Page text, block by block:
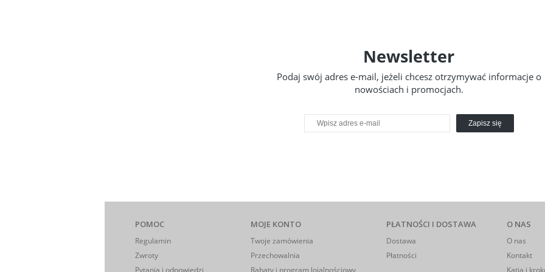
Newsletter
Podaj swój adres e-mail, jeżeli chcesz otrzymywać informacje o
nowościach i promocjach.
Zapisz się
POMOC
Regulamin
Zwroty
Pytania i odpowiedzi
MOJE KONTO
Twoje zamówienia
Przechowalnia
Rabaty i program lojalnościowy
PŁATNOŚCI I DOSTAWA
Dostawa
Płatności
O NAS
O nas
Kontakt
Katia i